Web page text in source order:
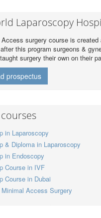
Laparoscopy
surgery course is created
this program surgeons &
surgery their own on their
prospectus
in Laparoscopy
& Diploma in Laparoscopy
in Endoscopy
Course in IVF
Course in Dubai
Access Surgery